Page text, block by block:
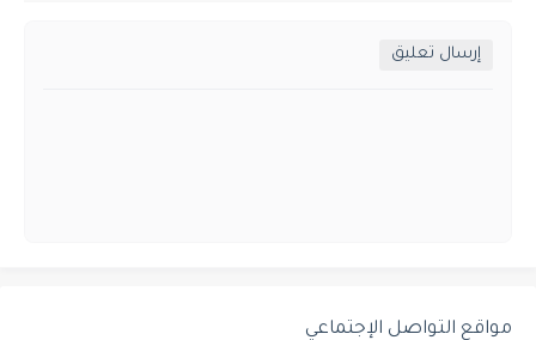
إرسال تعليق
مواقع التواصل الإجتماعي